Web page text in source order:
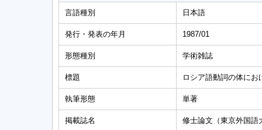
言語種別 日本語
発行・発表の年月 1987/01
形態種別 学術雑誌
標題 ロシア語動詞の体に
執筆形態 単著
掲載誌名 修士論文（東京外国語